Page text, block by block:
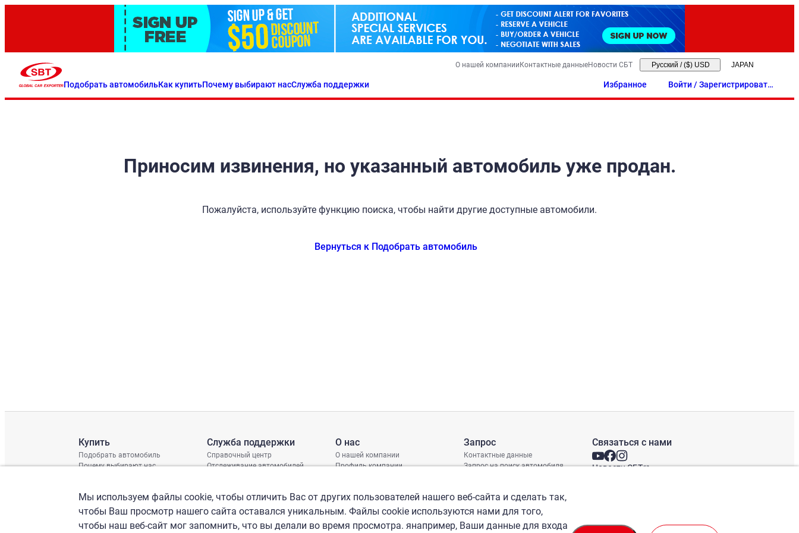
Подобрать автомобильКак купитьПочему выбирают насСлужба поддержки
О нашей компанииКонтактные данныеНовости СБТ Русский / ($) USD
Избранное
Войти / Зарегистрировать
ся
Приносим извинения, но указанный автомобиль уже продан.
Пожалуйста, используйте функцию поиска, чтобы найти другие доступные автомобили.
Вернуться к Подобрать автомобиль
Купить
Подобрать автомобиль
Почему выбирают нас
Служба поддержки
Справочный центр
Отслеживание автомобилей
График доставки
Проверка шасси
О нас
О нашей компании
Профиль компании
Запрос
Контактные данные
Запрос на поиск автомобиля
Связаться с нами
Новости СБТ
Мы используем файлы cookie, чтобы отличить Вас от других пользователей нашего веб-сайта и сделать так,
чтобы Ваш просмотр нашего сайта оставался уникальным. Файлы cookie используются нами для того,
чтобы наш веб-сайт мог запомнить, что вы делали во время просмотра. янапример, Ваши данные для входа